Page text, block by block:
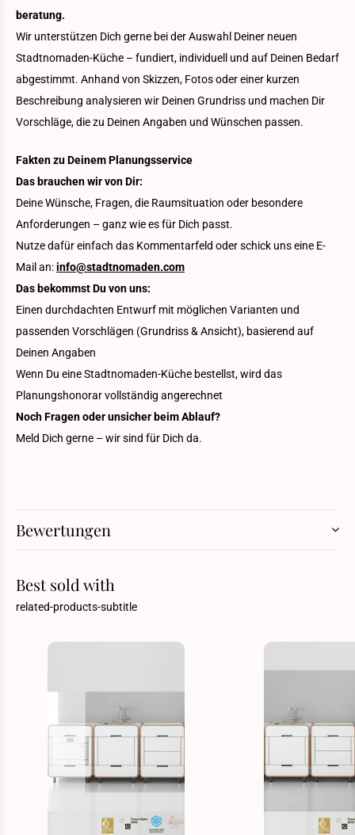
beratung.
Wir unterstützen Dich gerne bei der Auswahl Deiner neuen
Stadtnomaden-Küche – fundiert, individuell und auf Deinen Bedarf
abgestimmt. Anhand von Skizzen, Fotos oder einer kurzen
Beschreibung analysieren wir Deinen Grundriss und machen Dir
Vorschläge, die zu Deinen Angaben und Wünschen passen.
Fakten zu Deinem Planungsservice
Das brauchen wir von Dir:
Deine Wünsche, Fragen, die Raumsituation oder besondere
Anforderungen – ganz wie es für Dich passt.
Nutze dafür einfach das Kommentarfeld oder schick uns eine E-
Mail an:info@stadtnomaden.com
Das bekommst Du von uns:
Einen durchdachten Entwurf mit möglichen Varianten und
passenden Vorschlägen (Grundriss & Ansicht), basierend auf
Deinen Angaben
Wenn Du eine Stadtnomaden-Küche bestellst, wird das
Planungshonorar vollständig angerechnet
Noch Fragen oder unsicher beim Ablauf?
Meld Dich gerne – wir sind für Dich da.
Bewertungen
Best sold with
related-products-subtitle